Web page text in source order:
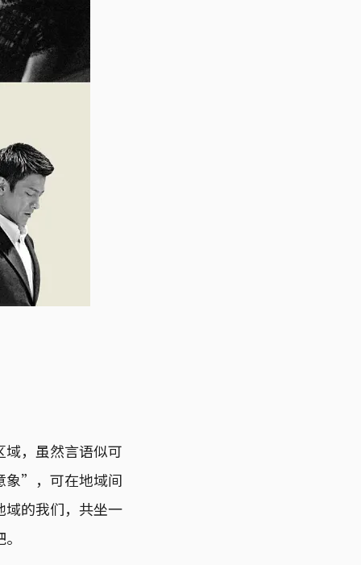
，虽然言语似可
象”，可在地域间
的我们，共坐一